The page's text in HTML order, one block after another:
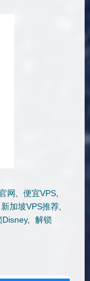
网 便宜VPS,
新加坡VPS推荐,
Disney,
解锁